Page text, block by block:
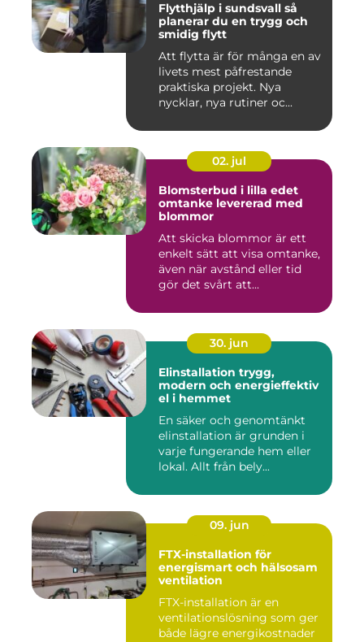
Flytthjälp i sundsvall så
planerar du en trygg och
smidig flytt
Att flytta är för många en av
livets mest påfrestande
praktiska projekt. Nya
nycklar, nya rutiner oc...
02. jul
Blomsterbud i lilla edet
omtanke levererad med
blommor
Att skicka blommor är ett
enkelt sätt att visa omtanke,
även när avstånd eller tid
gör det svårt att...
30. jun
Elinstallation trygg,
modern och energieffektiv
el i hemmet
En säker och genomtänkt
elinstallation är grunden i
varje fungerande hem eller
lokal. Allt från bely...
09. jun
FTX-installation för
energismart och hälsosam
ventilation
FTX-installation är en
ventilationslösning som ger
både lägre energikostnader